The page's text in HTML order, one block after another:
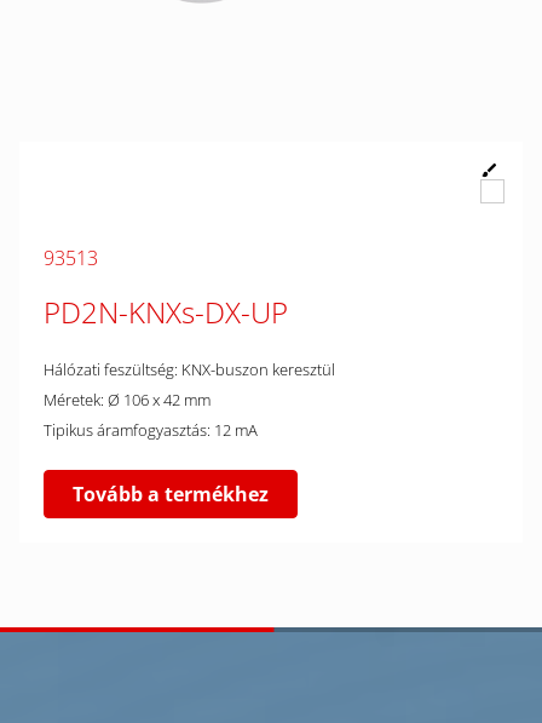
93513
PD2N-KNXs-DX-UP
Hálózati feszültség: KNX-buszon keresztül
Méretek: Ø 106 x 42 mm
Tipikus áramfogyasztás: 12 mA
Tovább a termékhez